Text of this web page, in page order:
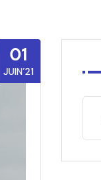
01
JUIN’21